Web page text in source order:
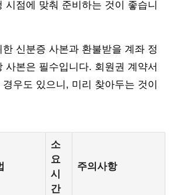
시점에 맞춰 준비하는 것이 좋습니
신분증 사본과 환불받을 계좌 정
사본은 필수입니다. 회원권 계약서
우도 있으니, 미리 찾아두는 것이
소
요
시
간
주의사항